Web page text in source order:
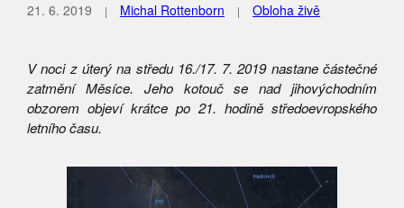
21. 6. 2019 Michal Rottenborn Obloha živě
V noci z úterý na středu 16./17. 7. 2019 nastane částečné
zatmění Měsíce. Jeho kotouč se nad jihovýchodním
obzorem objeví krátce po 21. hodině středoevropského
letního času.